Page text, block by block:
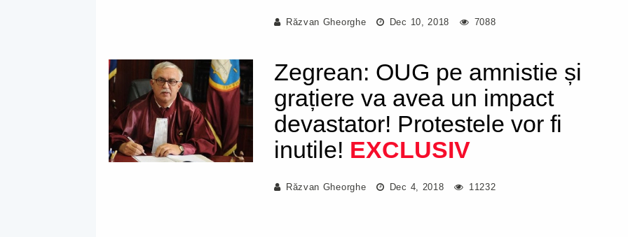
Răzvan Gheorghe Dec 10, 2018 7088
Zegrean: OUG pe amnistie și
grațiere va avea un impact
devastator! Protestele vor fi
inutile! EXCLUSIV
Răzvan Gheorghe Dec 4, 2018 11232